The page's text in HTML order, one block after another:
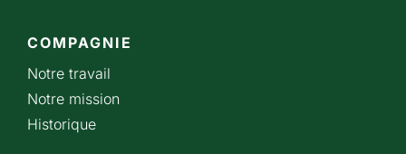
COMPAGNIE
Notre travail
Notre mission
Historique